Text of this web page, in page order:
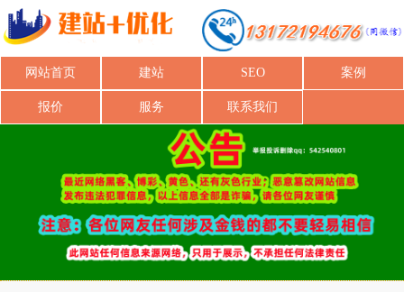
网站首页 建站 SEO 案例
报价 服务 联系我们